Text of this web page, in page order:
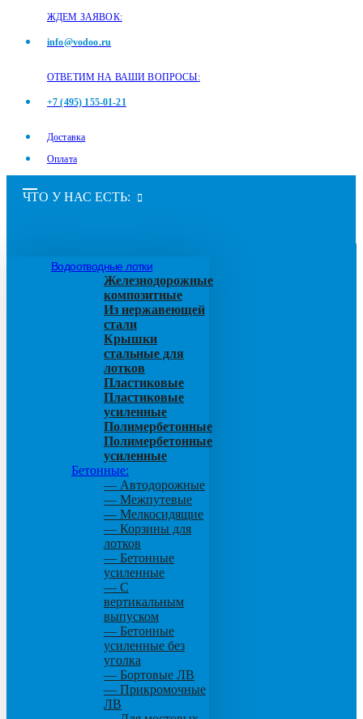
ЖДЕМ ЗАЯВОК:
info@vodoo.ru
ОТВЕТИМ НА ВАШИ ВОПРОСЫ:
+7 (495) 155-01-21
Доставка
Оплата
ЧТО У НАС ЕСТЬ:
Водоотводные лотки
Железнодорожные
композитные
Из нержавеющей
стали
Крышки
стальные для
лотков
Пластиковые
Пластиковые
усиленные
Полимербетонные
Полимербетонные
усиленные
Бетонные:
— Автодорожные
— Межпутевые
— Мелкосидящие
— Корзины для
лотков
— Бетонные
усиленные
— С
вертикальным
выпуском
— Бетонные
усиленные без
уголка
— Бортовые ЛВ
— Прикромочные
ЛВ